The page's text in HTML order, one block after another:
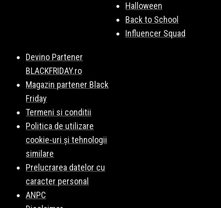
Halloween
Back to School
Influencer Squad
Devino Partener
BLACKFRIDAY.ro
Magazin partener Black
Friday
Termeni si conditii
Politica de utilizare
cookie-uri și tehnologii
similare
Prelucrarea datelor cu
caracter personal
ANPC